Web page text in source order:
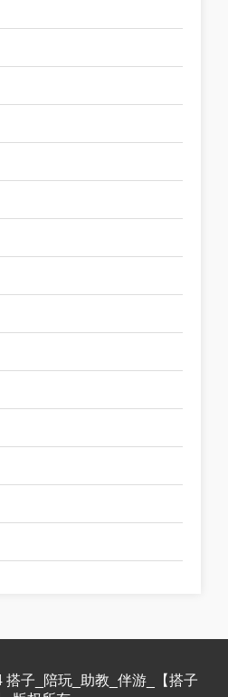
子_陪玩_助教_伴游_【搭子